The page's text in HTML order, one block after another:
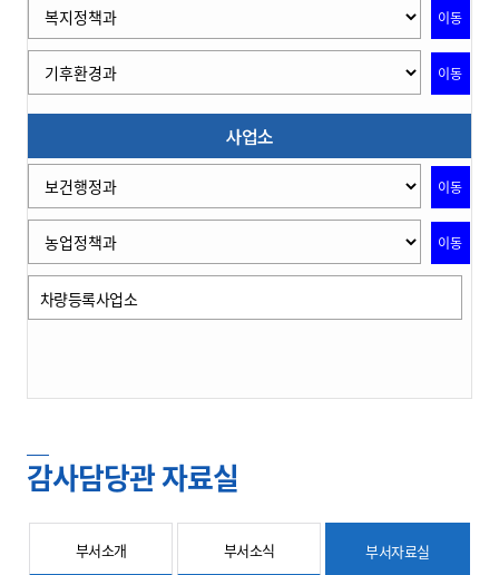
이동
이동
사업소
이동
이동
차량등록사업소
감사담당관 자료실
부서소개 부서소식 부서자료실